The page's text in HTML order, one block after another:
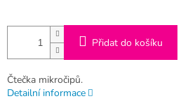
Přidat do košíku
Čtečka mikročipů.
Detailní informace